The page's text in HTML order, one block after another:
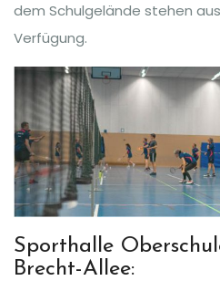
dem Schulgelände stehen
Verfügung.
Sporthalle
Brecht-Allee: